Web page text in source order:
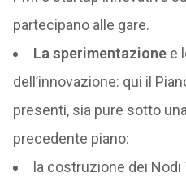
partecipano alle gare.
La sperimentazionee
dell’innovazione: qui il
presenti, sia pure sotto
precedente piano:
la costruzione dei